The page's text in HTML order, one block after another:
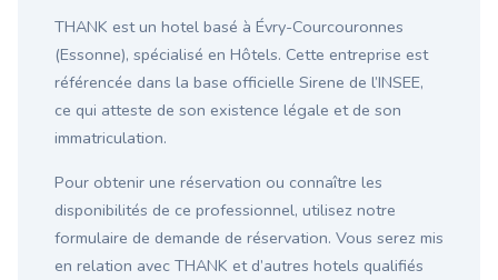
THANK est un hotel basé à Évry-Courcouronnes
(Essonne), spécialisé en Hôtels. Cette entreprise est
référencée dans la base officielle Sirene de l’INSEE,
ce qui atteste de son existence légale et de son
immatriculation.
Pour obtenir une réservation ou connaître les
disponibilités de ce professionnel, utilisez notre
formulaire de demande de réservation. Vous serez mis
en relation avec THANK et d’autres hotels qualifiés